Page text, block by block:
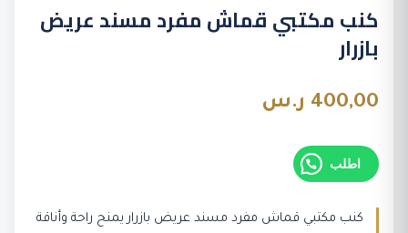
كنب مكتبي قماش مفرد مسند عريض
بازرار
400,00 ر.س
اطلب
كنب مكتبي قماش مفرد مسند عريض بازرار يمنح راحة وأناقة